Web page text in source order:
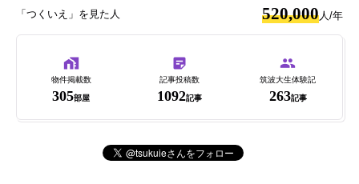
「つくいえ」を見た人 520,000人/年
物件掲載数
305部屋
記事投稿数
1092記事
筑波大生体験記
263記事